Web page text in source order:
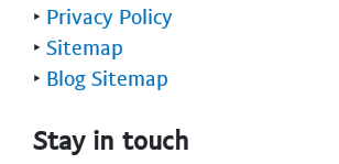
‣ Privacy Policy
‣ Sitemap
‣ Blog Sitemap
Stay in touch